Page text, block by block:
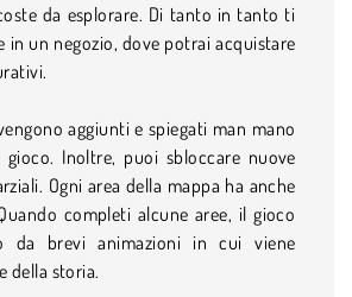
da esplorare. Di tanto in tanto ti
in un negozio, dove potrai acquistare
aggiunti e spiegati man mano
Inoltre, puoi sbloccare nuove
Ogni area della mappa ha anche
completi alcune aree, il gioco
da brevi animazioni in cui viene
della storia.